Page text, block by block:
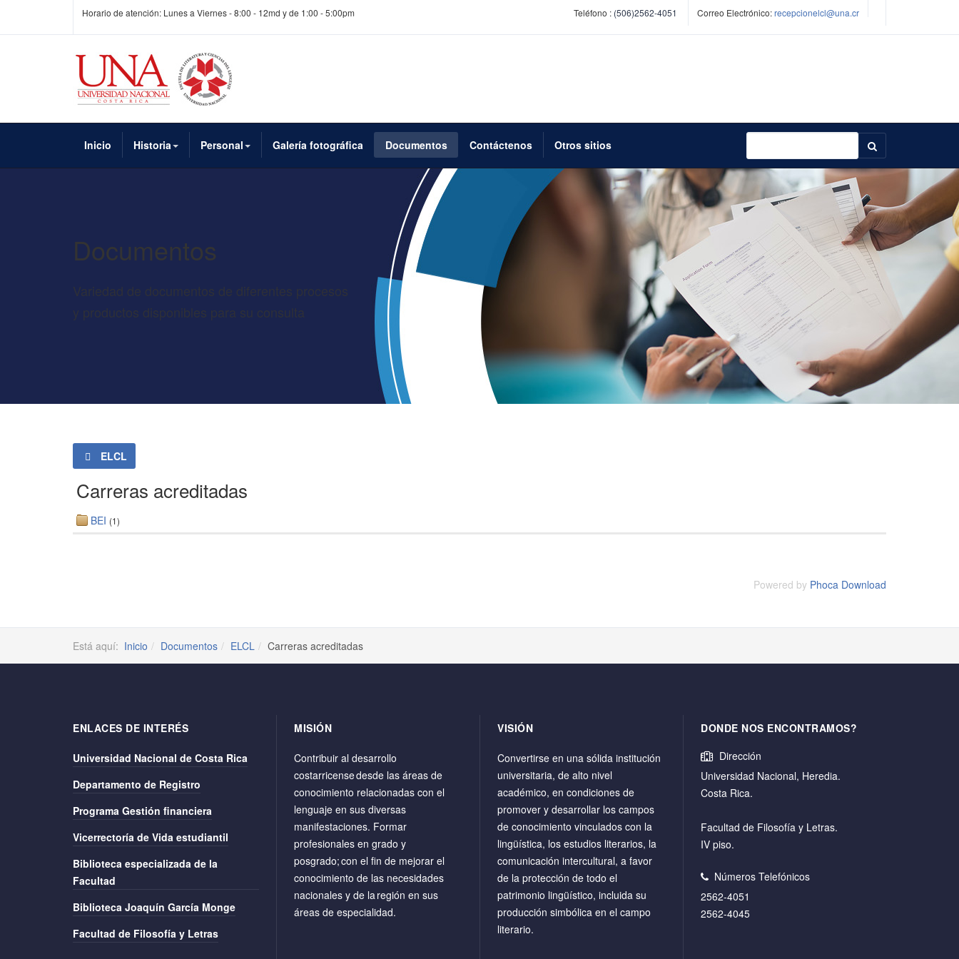
Horario de atención: Lunes a Viernes - 8:00 - 12md y de 1:00 - 5:00pm Teléfono : (506)2562-4051 Correo Electrónico:recepcionelcl@una.cr
Inicio Historia Personal Galería fotográfica Documentos Contáctenos Otros sitios
Documentos
ELCL
Carreras acreditadas
BEI (1)
Powered by Phoca Download
Está aquí: Inicio Documentos ELCL Carreras acreditadas
ENLACES DE INTERÉS
Universidad Nacional de Costa Rica
Departamento de Registro
Programa Gestión financiera
Vicerrectoría de Vida estudiantil
Biblioteca especializada de la
Facultad
Biblioteca Joaquín García Monge
Facultad de Filosofía y Letras
MISIÓN
Contribuir al desarrollo
costarricense desde las áreas de
conocimiento relacionadas con el
lenguaje en sus diversas
manifestaciones. Formar
profesionales en grado y
posgrado; con el fin de mejorar el
conocimiento de las necesidades
nacionales y de la región en sus
áreas de especialidad.
VISIÓN
Convertirse en una sólida institución
universitaria, de alto nivel
académico, en condiciones de
promover y desarrollar los campos
de conocimiento vinculados con la
lingüística, los estudios literarios, la
comunicación intercultural, a favor
de la protección de todo el
patrimonio lingüístico, incluida su
producción simbólica en el campo
literario.
DONDE NOS ENCONTRAMOS?
Dirección
Universidad Nacional, Heredia.
Costa Rica.
Facultad de Filosofía y Letras.
IV piso.
Números Telefónicos
2562-4051
2562-4045